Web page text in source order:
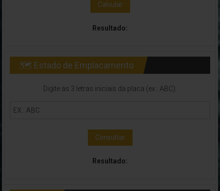
Calcular
Resultado:
🗺 Estado de Emplacamento
Digite as 3 letras iniciais da placa (ex.: ABC):
Consultar
Resultado: